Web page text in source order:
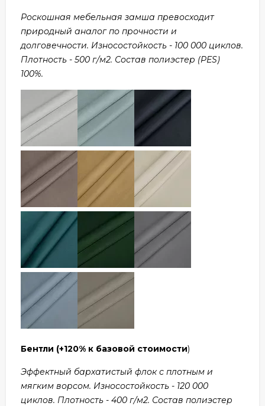
Роскошная мебельная замша превосходит
природный аналог по прочности и
долговечности. Износостойкость - 100 000 циклов.
Плотность - 500 г/м2. Состав полиэстер (PES)
100%.
Бентли (+120% к базовой стоимости)
Эффектный бархатистый флок с плотным и
мягким ворсом. Износостойкость - 120 000
циклов. Плотность - 400 г/м2. Состав полиэстер